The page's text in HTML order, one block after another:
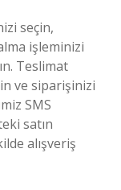
seçin,
işleminizi
Teslimat
ve siparişinizi
SMS
satın
alışveriş